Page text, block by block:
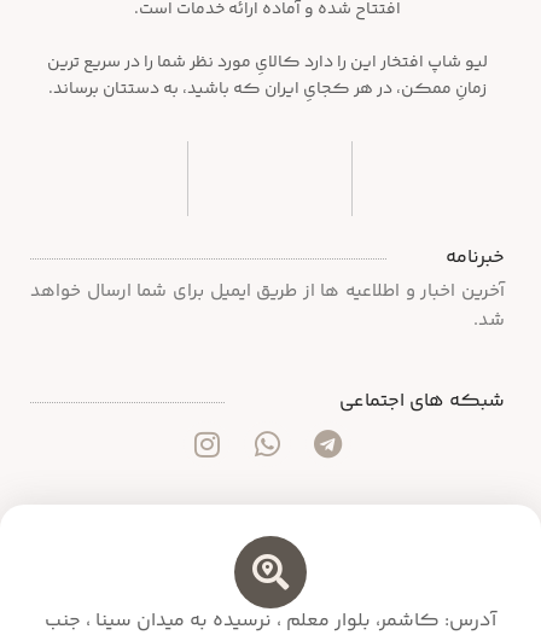
افتتاح شده و آماده ارائه خدمات است.
لیو شاپ افتخار این را دارد کالایِ مورد نظر شما را در سریع ترین
زمانِ ممکن، در هر کجایِ ایران که باشید، به دستتان برساند.
خبرنامه
آخرین اخبار و اطلاعیه ها از طریق ایمیل برای شما ارسال خواهد
شد.
شبکه های اجتماعی
آدرس: کاشمر، بلوار معلم ،‌ نرسیده به میدان سینا ، جنب